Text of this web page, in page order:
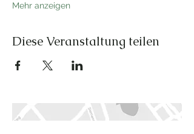
Mehr anzeigen
Diese Veranstaltung teilen